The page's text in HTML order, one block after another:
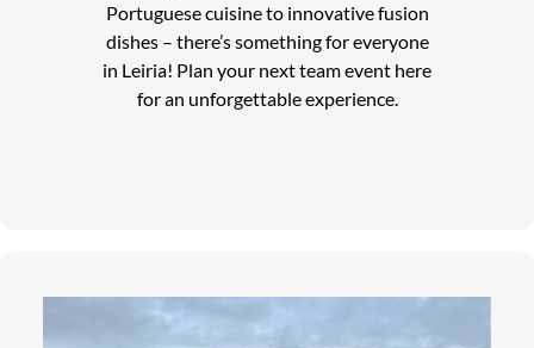
Portuguese cuisine to innovative fusion
dishes – there’s something for everyone
in Leiria! Plan your next team event here
for an unforgettable experience.